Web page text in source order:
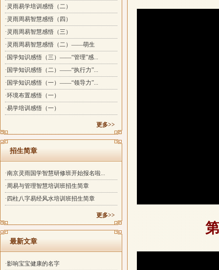
·灵雨易学培训感悟（二）
·灵雨周易智慧感悟（四）
·灵雨周易智慧感悟（三）
·灵雨周易智慧感悟（二）——萌生
·国学知识感悟（三）——“管理”感...
·国学知识感悟（二）——“执行力”...
·国学知识感悟（一）——“领导力”...
·环境布置感悟（一）
·易学培训感悟（一）
更多>>
招生简章
·南京灵雨国学智慧研修班开始报名啦...
·周易与管理智慧培训班招生简章
·四柱八字易经风水培训班招生简章
更多>>
最新文章
·影响宝宝健康的名字